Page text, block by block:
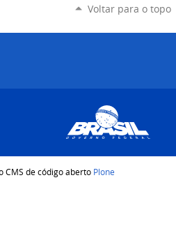
Voltar para o topo
CMS de código aberto Plone